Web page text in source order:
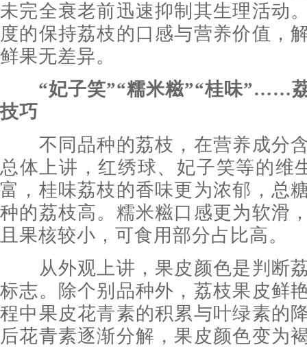
未完全衰老前迅速抑制其生理活动
度的保持荔枝的口感与营养价值，
鲜果无差异。
“妃子笑”“糯米糍”“桂味”……
技巧
不同品种的荔枝，在营养成分
总体上讲，红绣球、妃子笑等的维
富，桂味荔枝的香味更为浓郁，总
种的荔枝高。糯米糍口感更为软滑
且果核较小，可食用部分占比高。
从外观上讲，果皮颜色是判断
标志。除个别品种外，荔枝果皮鲜
程中果皮花青素的积累与叶绿素的
后花青素逐渐分解，果皮颜色变为